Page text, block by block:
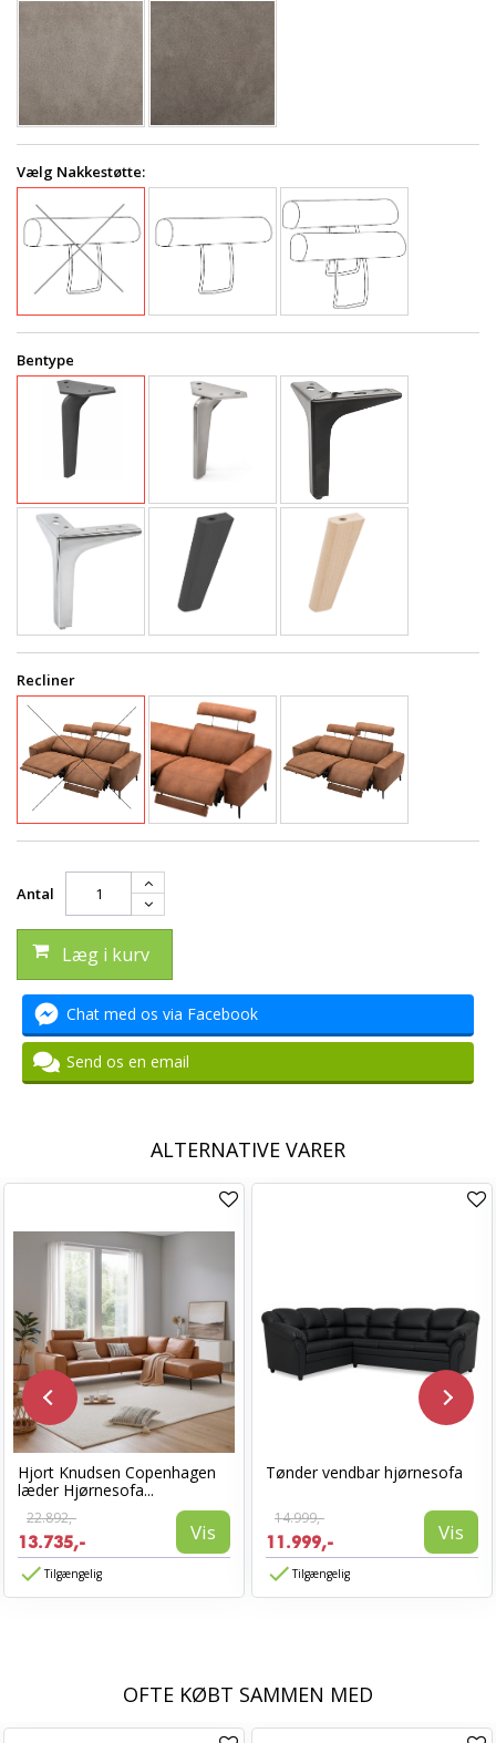
Vælg Nakkestøtte:
Bentype
Recliner
Antal
Læg i kurv
Chat med os via Facebook
Send os en email
ALTERNATIVE VARER
Hjort Knudsen Copenhagen
læder Hjørnesofa...
22.892,-
13.735,- Vis
Tilgængelig
Tønder vendbar hjørnesofa
14.999,-
11.999,- Vis
Tilgængelig
OFTE KØBT SAMMEN MED